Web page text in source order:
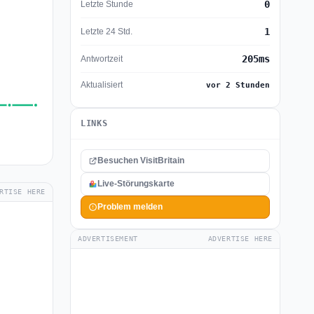
HERE
Letzte Stunde 0
Letzte 24 Std. 1
Antwortzeit 205ms
Aktualisiert vor 2 Stunden
LINKS
Besuchen VisitBritain
Live-Störungskarte
Problem melden
ADVERTISEMENT ADVERTISE HERE